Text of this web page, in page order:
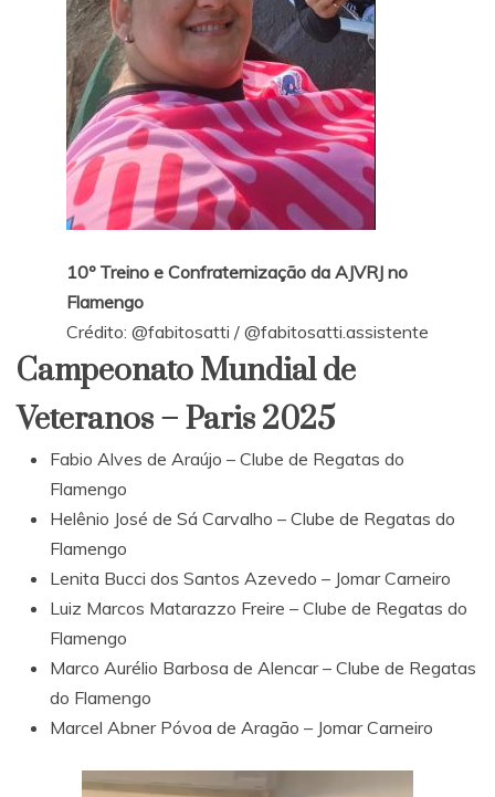
10º Treino e Confraternização da AJVRJ no
Flamengo
Crédito: @fabitosatti / @fabitosatti.assistente
Campeonato Mundial de
Veteranos – Paris 2025
Fabio Alves de Araújo – Clube de Regatas do
Flamengo
Helênio José de Sá Carvalho – Clube de Regatas do
Flamengo
Lenita Bucci dos Santos Azevedo – Jomar Carneiro
Luiz Marcos Matarazzo Freire – Clube de Regatas do
Flamengo
Marco Aurélio Barbosa de Alencar – Clube de Regatas
do Flamengo
Marcel Abner Póvoa de Aragão – Jomar Carneiro